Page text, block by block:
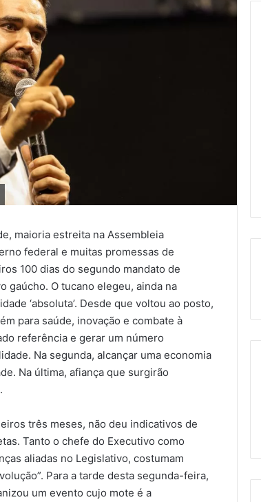
maioria estreita na Assembleia
federal e muitas promessas de
100 dias do segundo mandato de
gaúcho. O tucano elegeu, ainda na
‘absoluta’. Desde que voltou ao posto,
para saúde, inovação e combate à
referência e gerar um número
Na segunda, alcançar uma economia
Na última, afiança que surgirão
três meses, não deu indicativos de
Tanto o chefe do Executivo como
aliadas no Legislativo, costumam
Para a tarde desta segunda-feira,
um evento cujo mote é a